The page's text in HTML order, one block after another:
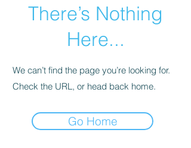
There’s Nothing
Here...
We can’t find the page you’re looking for.
Check the URL, or head back home.
Go Home